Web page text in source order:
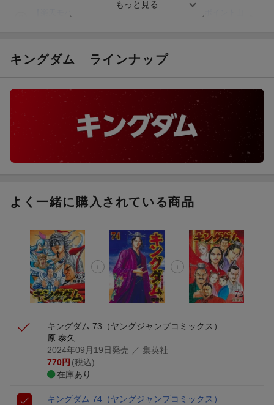
ト山分け
エントリー＆3,000円以上購入で無料データSIM（3GB/月プ
楽天モバイル紹介キャンペーンの拡散で300円OFFクーポン
進呈
キングダム ラインナップ
よく一緒に購入されている商品
キングダム 73 （ヤングジャンプコミックス）
原 泰久
2024年09月19日発売 ／ 集英社
770円 (税込)
在庫あり
キングダム 74 （ヤングジャンプコミックス）